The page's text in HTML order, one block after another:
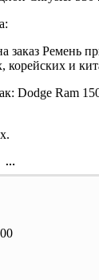
заказ Ремень
корейских и
Dodge Ram